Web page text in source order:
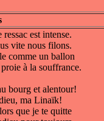
est intense.
vite nous filons.
comme un ballon
à la souffrance.
bourg et alentour!
ma Linaïk!
que je te quitte